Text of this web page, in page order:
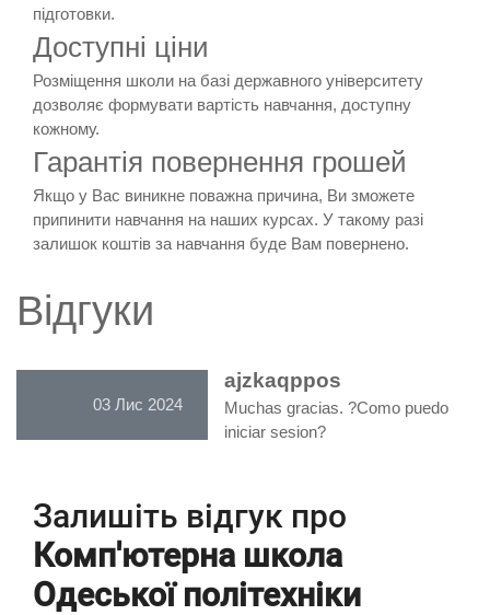
підготовки.
Доступні ціни
Розміщення школи на базі державного університету
дозволяє формувати вартість навчання, доступну
кожному.
Гарантія повернення грошей
Якщо у Вас виникне поважна причина, Ви зможете
припинити навчання на наших курсах. У такому разі
залишок коштів за навчання буде Вам повернено.
Відгуки
03 Лис 2024
ajzkaqppos
Muchas gracias. ?Como puedo
iniciar sesion?
Залишіть відгук про
Комп'ютерна школа
Одеської політехніки